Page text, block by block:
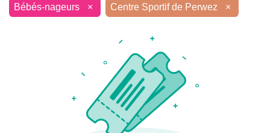
Bébés-nageurs × Centre Sportif de Perwez ×